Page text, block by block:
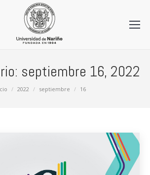
septiembre 16, 2022
2022 septiembre 16